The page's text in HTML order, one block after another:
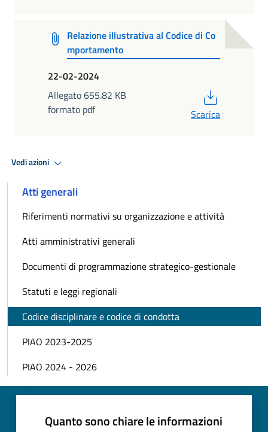
Relazione illustrativa al Codice di Co
mportamento
22-02-2024
Allegato 655.82 KB
formato pdf
Scarica
Vedi azioni
Atti generali
Riferimenti normativi su organizzazione e attività
Atti amministrativi generali
Documenti di programmazione strategico-gestionale
Statuti e leggi regionali
Codice disciplinare e codice di condotta
PIAO 2023-2025
PIAO 2024 - 2026
Quanto sono chiare le informazioni